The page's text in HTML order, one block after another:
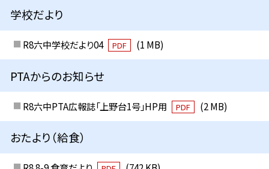
学校だより
R8六中学校だより04 PDF (1 MB)
PTAからのお知らせ
R8六中PTA広報誌「上野台1号」HP用 PDF (2 MB)
おたより（給食）